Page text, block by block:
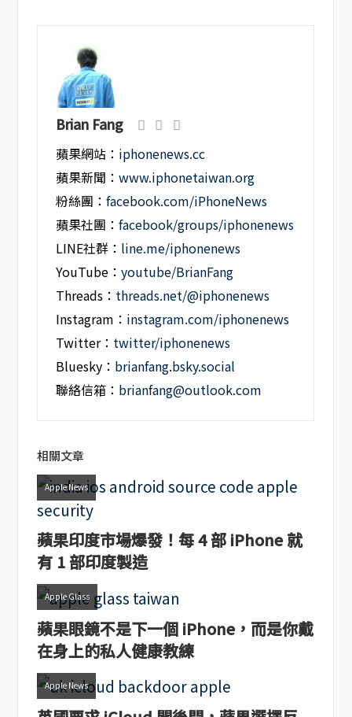
Brian Fang
蘋果網站： iphonenews.cc
蘋果新聞：www.iphonetaiwan.org
粉絲團：facebook.com/iPhoneNews
蘋果社團：facebook/groups/iphonenews
LINE社群： line.me/iphonenews
YouTube：youtube/BrianFang
Threads： threads.net/@iphonenews
Instagram： instagram.com/iphonenews
Twitter： twitter/iphonenews
Bluesky： brianfang.bsky.social
聯絡信箱： brianfang@outlook.com
相關文章
Apple News
蘋果印度市場爆發！每 4 部 iPhone 就
有 1 部印度製造
Apple Glass
蘋果眼鏡不是下一個 iPhone，而是你戴
在身上的私人健康教練
Apple News